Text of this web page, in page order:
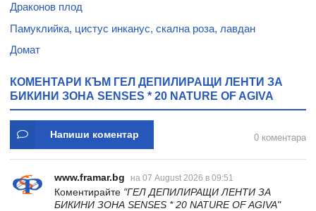
Драконов плод
Памуклийка, цистус инканус, скална роза, лавдан
Домат
КОМЕНТАРИ КЪМ ГЕЛ ДЕПИЛИРАЩИ ЛЕНТИ ЗА
БИКИНИ ЗОНА SENSES * 20 NATURE OF AGIVA
Напиши коментар 0 коментара
www.framar.bg на 07 August 2026 в 09:51
Коментирайте "ГЕЛ ДЕПИЛИРАЩИ ЛЕНТИ ЗА
БИКИНИ ЗОНА SENSES * 20 NATURE OF AGIVA"